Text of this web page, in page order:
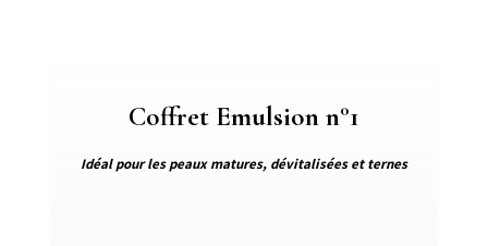
Coffret Emulsion n°1
Idéal pour les peaux matures, dévitalisées et ternes